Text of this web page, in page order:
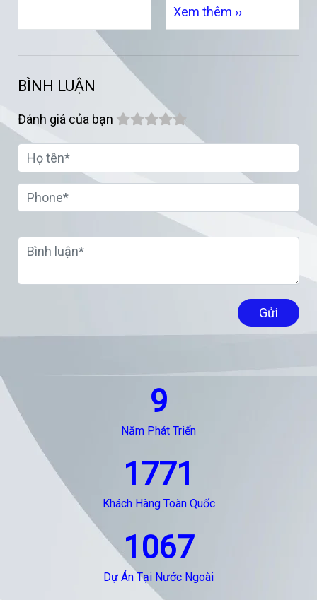
Xem thêm ››
BÌNH LUẬN
Đánh giá của bạn
Gửi
9
Năm Phát Triển
1771
Khách Hàng Toàn Quốc
1067
Dự Án Tại Nước Ngoài